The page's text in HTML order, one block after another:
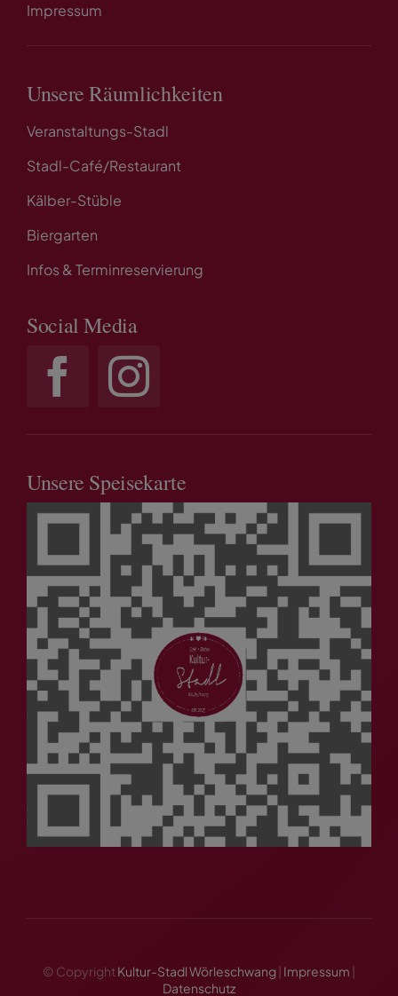
Impressum
Unsere Räumlichkeiten
Veranstaltungs-Stadl
Stadl-Café/Restaurant
Kälber-Stüble
Biergarten
Infos & Terminreservierung
Social Media
Unsere Speisekarte
© Copyright Kultur-Stadl Wörleschwang | Impressum |
Datenschutz